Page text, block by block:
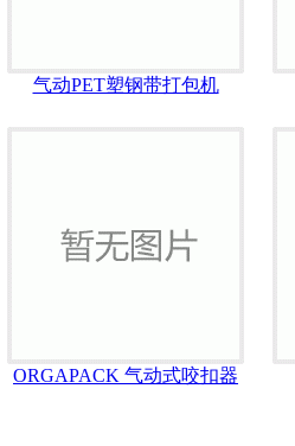
气动PET塑钢带打包机
ORGAPACK 气动式咬扣器